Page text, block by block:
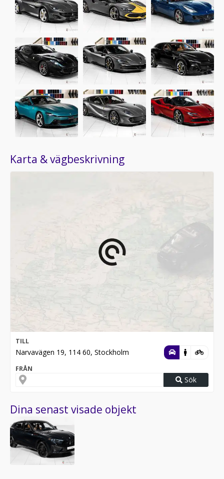
Karta & vägbeskrivning
TILL
Narvavägen 19, 114 60, Stockholm
FRÅN
Sök
Dina senast visade objekt